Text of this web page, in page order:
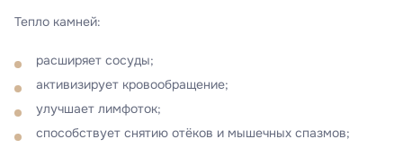
Тепло камней:
расширяет сосуды;
активизирует кровообращение;
улучшает лимфоток;
способствует снятию отёков и мышечных спазмов;